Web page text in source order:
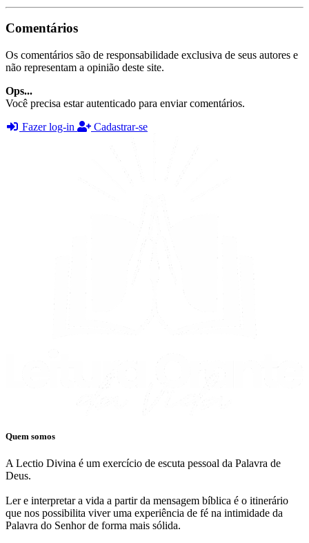
Comentários
Os comentários são de responsabilidade exclusiva de seus autores e
não representam a opinião deste site.
Ops...
Você precisa estar autenticado para enviar comentários.
Fazer log-in
Cadastrar-se
Quem somos
A Lectio Divina é um exercício de escuta pessoal da Palavra de
Deus.
Ler e interpretar a vida a partir da mensagem bíblica é o itinerário
que nos possibilita viver uma experiência de fé na intimidade da
Palavra do Senhor de forma mais sólida.